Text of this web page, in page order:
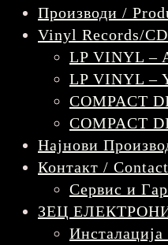
Производи /
Vinyl Records/
LP VINYL –
LP VINYL –
COMPACT
COMPACT
Најнови
Контакт /
Сервис и
ЗЕЦ
Инсталација